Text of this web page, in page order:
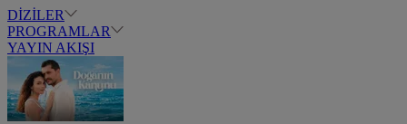
DİZİLER
PROGRAMLAR
YAYIN AKIŞI